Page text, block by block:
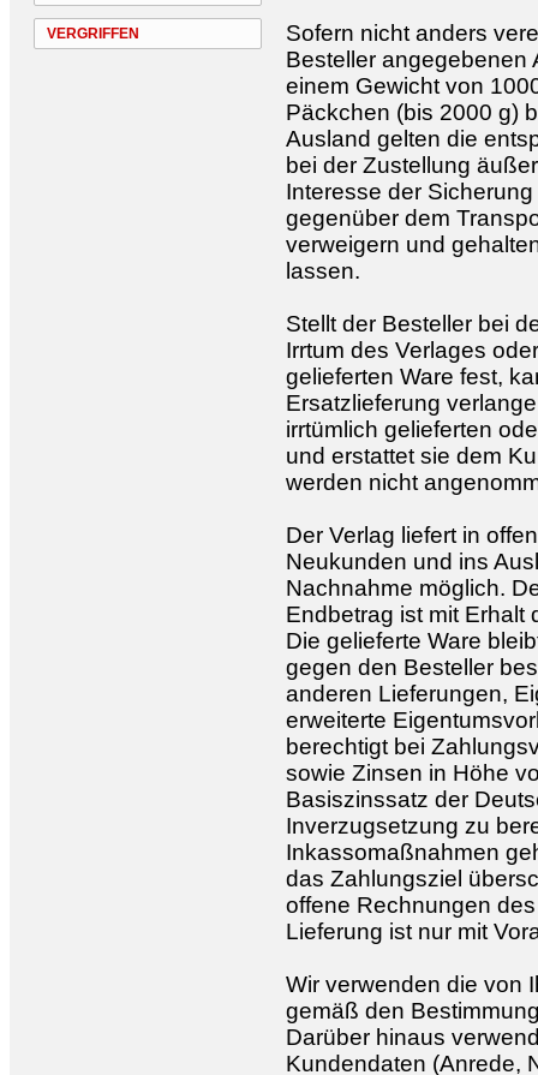
VERGRIFFEN
Sofern nicht anders
Besteller angegebenen
einem Gewicht von
Päckchen (bis 2000 g)
Ausland gelten die
bei der Zustellung
Interesse der
gegenüber dem
verweigern und
lassen.
Stellt der Besteller bei
Irrtum des Verlages
gelieferten Ware fest,
Ersatzlieferung
irrtümlich gelieferten
und erstattet sie dem
werden nicht
Der Verlag liefert in
Neukunden und ins
Nachnahme möglich.
Endbetrag ist mit Erhalt
Die gelieferte Ware
gegen den Besteller
anderen Lieferungen,
erweiterte
berechtigt bei
sowie Zinsen in Höhe
Basiszinssatz der
Inverzugsetzung zu
Inkassomaßnahmen
das Zahlungsziel
offene Rechnungen
Lieferung ist nur mit
Wir verwenden die von
gemäß den
Darüber hinaus
Kundendaten (Anrede,